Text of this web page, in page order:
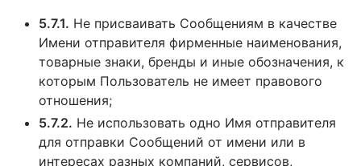
5.7.1. Не присваивать Сообщениям в качестве
Имени отправителя фирменные наименования,
товарные знаки, бренды и иные обозначения, к
которым Пользователь не имеет правового
отношения;
5.7.2. Не использовать одно Имя отправителя
для отправки Сообщений от имени или в
интересах разных компаний, сервисов,